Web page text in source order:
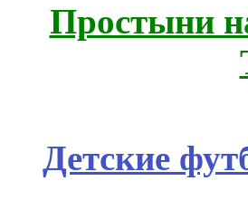
Простыни
Детские